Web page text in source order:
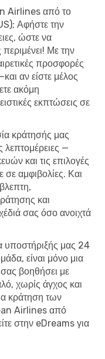
Airlines από το
Αφήστε την
ώστε να
Με την
προσφορές
αν είστε μέλος
ακόμη
εκπτώσεις σε
κράτησής μας
λεπτομέρειες —
και τις επιλογές
αμφιβολίες. Και
και
σας όσο ανοιχτά
υποστήριξής μας 24
είναι μόνο μια
βοηθήσει με
χωρίς άγχος και
κράτηση των
Airlines από
στην eDreams για